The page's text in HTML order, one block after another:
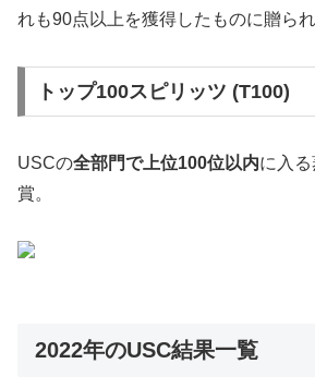
れも90点以上を獲得したものに贈られ
トップ100スピリッツ (T100)
USCの全部門で上位100位以内に入
賞。
2022年のUSC結果一覧